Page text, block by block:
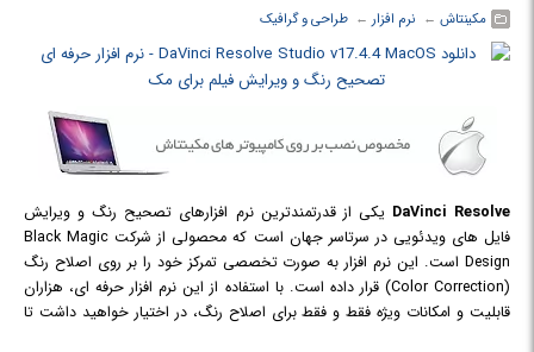
مکینتاش ← ‏ نرم افزار ← ‏ طراحی و گرافیک
DaVinci Resolve یکی از قدرتمندترین نرم افزارهای تصحیح رنگ و ویرایش
فایل های ویدئویی در سرتاسر جهان است که محصولی از شرکت Black Magic
Design است. این نرم افزار به صورت تخصصی تمرکز خود را بر روی اصلاح رنگ
(Color Correction) قرار داده است. با استفاده از این نرم افزار حرفه ای، هزاران
قابلیت و امکانات ویژه فقط و فقط برای اصلاح رنگ، در اختیار خواهید داشت تا